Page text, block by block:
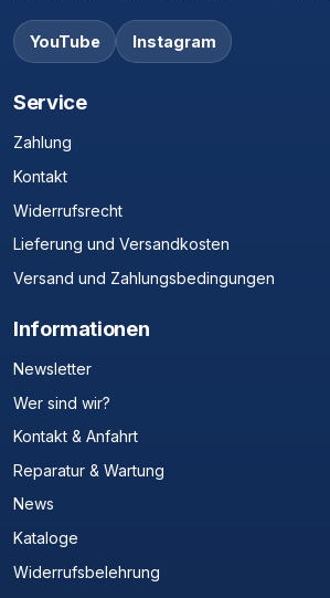
YouTube Instagram
Service
Zahlung
Kontakt
Widerrufsrecht
Lieferung und Versandkosten
Versand und Zahlungsbedingungen
Informationen
Newsletter
Wer sind wir?
Kontakt & Anfahrt
Reparatur & Wartung
News
Kataloge
Widerrufsbelehrung